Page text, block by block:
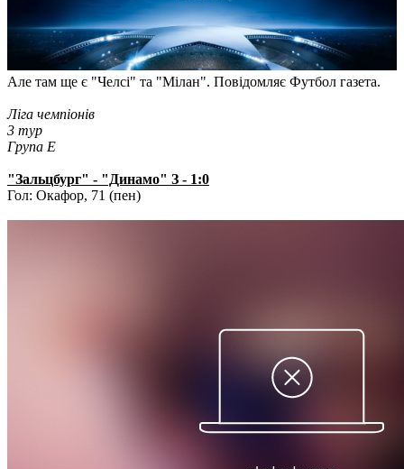
Але там ще є "Челсі" та "Мілан". Повідомляє Футбол газета.
Ліга чемпіонів
3 тур
Група Е
"Зальцбург" - "Динамо" З - 1:0
Гол: Окафор, 71 (пен)